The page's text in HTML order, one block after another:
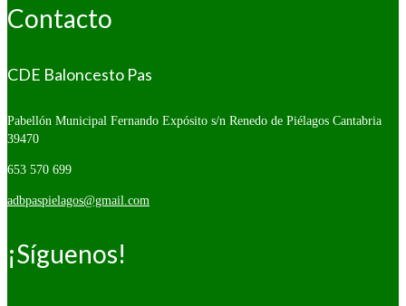
Contacto
CDE Baloncesto Pas
Pabellón Municipal Fernando Expósito s/n Renedo de Piélagos Cantabria
39470
653 570 699
adbpaspielagos@gmail.com
¡Síguenos!